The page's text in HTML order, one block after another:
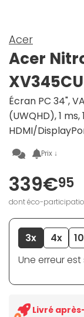
Acer
Acer
Écran PC 34",
(UWQHD), 1 ms,
HDMI/
Prix ↓
339€95
dont éco-
3x 4x
Une erreur
Livré